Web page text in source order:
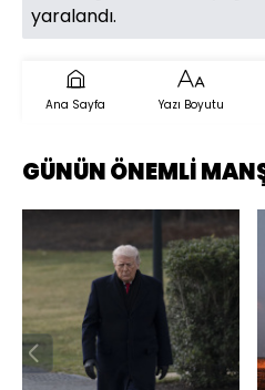
yaralandı.
Ana Sayfa Yazı Boyutu
GÜNÜN ÖNEMLİ